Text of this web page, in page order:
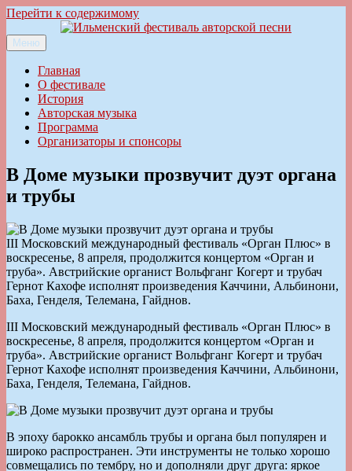
Перейти к содержимому
Ильменский фестиваль авторской песни
Меню
Главная
О фестивале
История
Авторская музыка
Программа
Организаторы и спонсоры
В Доме музыки прозвучит дуэт органа
и трубы
III Московский международный фестиваль «Орган Плюс» в
воскресенье, 8 апреля, продолжится концертом «Орган и
труба». Австрийские органист Вольфганг Когерт и трубач
Гернот Кахофе исполнят произведения Каччини, Альбинони,
Баха, Генделя, Телемана, Гайднов.
III Московский международный фестиваль «Орган Плюс» в
воскресенье, 8 апреля, продолжится концертом «Орган и
труба». Австрийские органист Вольфганг Когерт и трубач
Гернот Кахофе исполнят произведения Каччини, Альбинони,
Баха, Генделя, Телемана, Гайднов.
В эпоху барокко ансамбль трубы и органа был популярен и
широко распространен. Эти инструменты не только хорошо
совмещались по тембру, но и дополняли друг друга: яркое